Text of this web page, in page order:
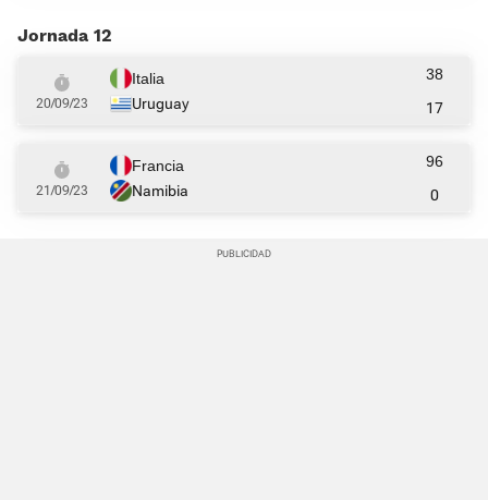
Jornada 12
20/09/23
Italia
Uruguay
38
17
21/09/23
Francia
Namibia
96
0